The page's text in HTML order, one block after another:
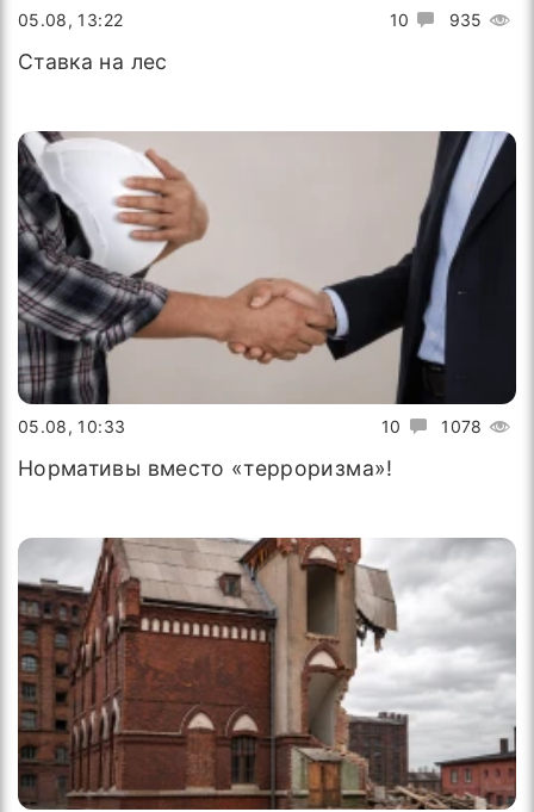
10 935
05.08, 13:22
Ставка на лес
10 1078
05.08, 10:33
Нормативы вместо «терроризма»!